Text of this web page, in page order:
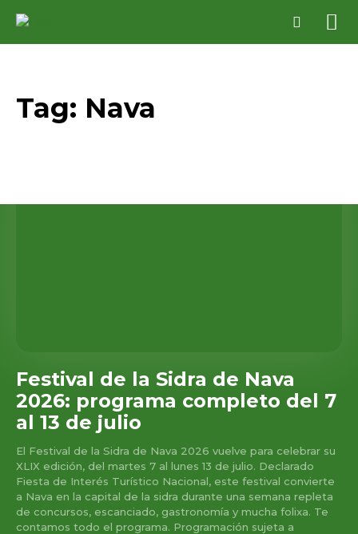
Tag: Nava
Festival de la Sidra de Nava
2026: programa completo del 7
al 13 de julio
El Festival de la Sidra de Nava 2026 vuelve para celebrar su
XLIX edición, del martes 7 al lunes 13 de julio. Declarado
Fiesta de Interés Turístico Nacional, este festival convierte
a Nava en la capital de la sidra durante una semana repleta
de concursos, escanciado, gastronomía y mucha folixa. Te
contamos todo el programa. Programación sujeta a